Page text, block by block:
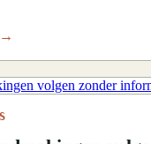
→